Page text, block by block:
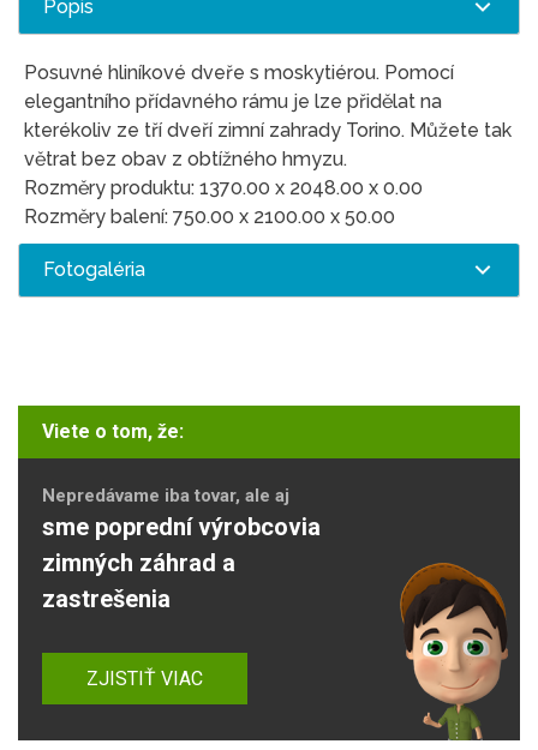
Popis
Posuvné hliníkové dveře s moskytiérou. Pomocí
elegantního přídavného rámu je lze přidělat na
kterékoliv ze tří dveří zimní zahrady Torino. Můžete tak
větrat bez obav z obtížného hmyzu.
Rozměry produktu: 1370.00 x 2048.00 x 0.00
Rozměry balení: 750.00 x 2100.00 x 50.00
Fotogaléria
Viete o tom, že:
Nepredávame iba tovar, ale aj
sme poprední výrobcovia
zimných záhrad a
zastrešenia
ZJISTIŤ VIAC